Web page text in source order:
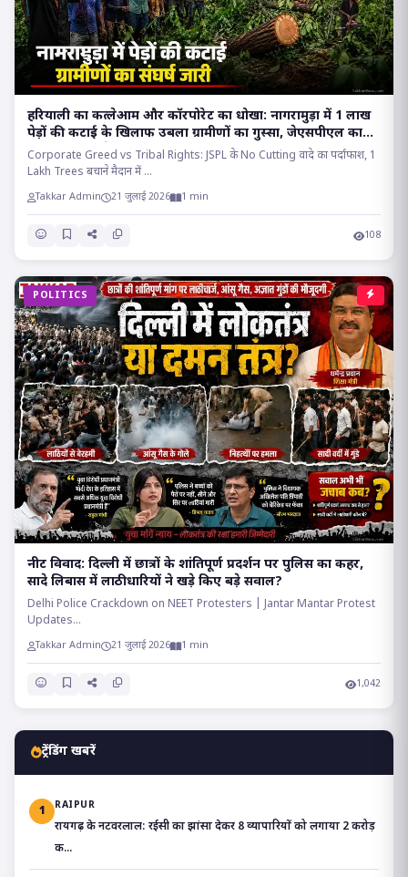
हरियाली का कत्लेआम और कॉरपोरेट का धोखा: नागरामुड़ा में 1 लाख
पेड़ों की कटाई के खिलाफ उबला ग्रामीणों का गुस्सा, जेएसपीएल का
वादा निकला सफेद झूठ!!
Corporate Greed vs Tribal Rights: JSPL के No Cutting वादे का पर्दाफाश, 1
Lakh Trees बचाने मैदान में ...
Takkar Admin 21 जुलाई 2026 1 min
108
POLITICS
​नीट विवाद: दिल्ली में छात्रों के शांतिपूर्ण प्रदर्शन पर पुलिस का कहर,
सादे लिबास में लाठीधारियों ने खड़े किए बड़े सवाल?
Delhi Police Crackdown on NEET Protesters | Jantar Mantar Protest
Updates...
Takkar Admin 21 जुलाई 2026 1 min
1,042
ट्रेंडिंग खबरें
1 RAIPUR
रायगढ़ के नटवरलाल: रईसी का झांसा देकर 8 व्यापारियों को लगाया 2 करोड़
क...